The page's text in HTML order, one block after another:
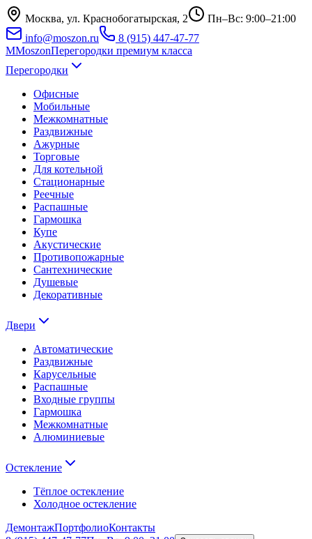
Москва, ул. Краснобогатырская, 2
Пн–Вс: 9:00–21:00
info@moszon.ru
8 (915) 447-47-77
MMoszonПерегородки премиум класса
Перегородки
Офисные
Мобильные
Межкомнатные
Раздвижные
Ажурные
Торговые
Для котельной
Стационарные
Реечные
Распашные
Гармошка
Купе
Акустические
Противопожарные
Сантехнические
Душевые
Декоративные
Двери
Автоматические
Раздвижные
Карусельные
Распашные
Входные группы
Гармошка
Межкомнатные
Алюминиевые
Остекление
Тёплое остекление
Холодное остекление
ДемонтажПортфолиоКонтакты